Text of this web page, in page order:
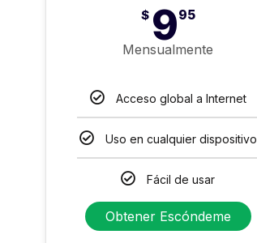
$ 995
Mensualmente
Acceso global a Internet
Uso en cualquier dispositivo
Fácil de usar
Obtener Escóndeme